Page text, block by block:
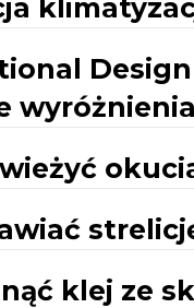
wyróżnienia
klej ze